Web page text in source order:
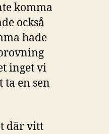
komma
också
hade
inget vi
ta en sen
där vitt